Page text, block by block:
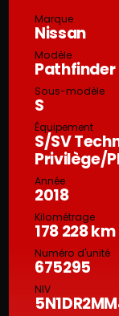
Marque
Nissan
Modèle
Pathfinder
Sous-modèle
S
Équipement
S/SV
Privilège/
Année
2018
Kilométrage
178 228 km
Numéro d'unité
675295
NIV